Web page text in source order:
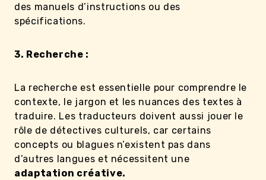
des manuels d’instructions ou des
spécifications.
3. Recherche :
La recherche est essentielle pour comprendre le
contexte, le jargon et les nuances des textes à
traduire. Les traducteurs doivent aussi jouer le
rôle de détectives culturels, car certains
concepts ou blagues n’existent pas dans
d’autres langues et nécessitent une
adaptation créative.